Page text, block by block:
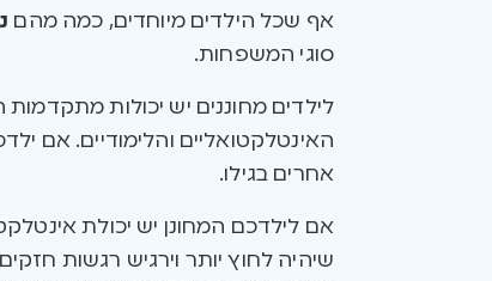
אף שכל הילדים מיוחדים, כמה מהם
סוגי המשפחות.
לילדים מחוננים יש יכולות
האינטלקטואליים והלימודיים. אם
אחרים בגילו.
אם לילדכם המחונן יש יכולת
שיהיה לחוץ יותר וירגיש רגשות